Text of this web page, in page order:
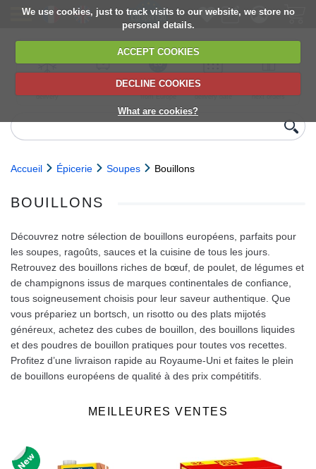
We use cookies, just to track visits to our website, we store no
personal details.
ACCEPT COOKIES
DECLINE COOKIES
What are cookies?
delivery
6,000+ products
Direct import
from Europe
Choose your
delivery date
next orders
Accueil Épicerie Soupes Bouillons
BOUILLONS
Découvrez notre sélection de bouillons européens, parfaits pour
les soupes, ragoûts, sauces et la cuisine de tous les jours.
Retrouvez des bouillons riches de bœuf, de poulet, de légumes et
de champignons issus de marques continentales de confiance,
tous soigneusement choisis pour leur saveur authentique. Que
vous prépariez un bortsch, un risotto ou des plats mijotés
généreux, achetez des cubes de bouillon, des bouillons liquides
et des poudres de bouillon pratiques pour toutes vos recettes.
Profitez d’une livraison rapide au Royaume-Uni et faites le plein
de bouillons européens de qualité à des prix compétitifs.
MEILLEURES VENTES